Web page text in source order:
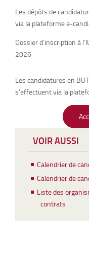
Les dépôts de
via la plateforme e-
Dossier d’inscription à
2026
Les candidatures en
s’effectuent via la
VOIR AUSSI
Calendrier de
Calendrier de
Liste des
contrats